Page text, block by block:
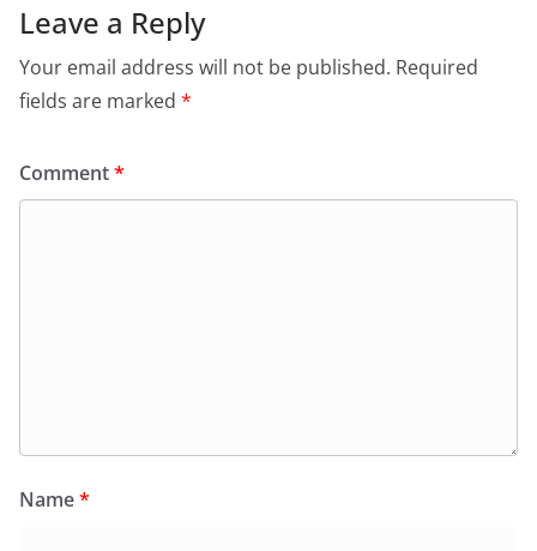
Leave a Reply
Your email address will not be published. Required
fields are marked *
Comment*
Name*